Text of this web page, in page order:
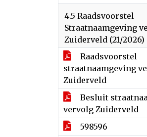
4.5 Raadsvoorstel
Straatnaamgeving
Zuiderveld (21/2026)
Raadsvoorstel
straatnaamgeving
Zuiderveld
Besluit
vervolg Zuiderveld
598596